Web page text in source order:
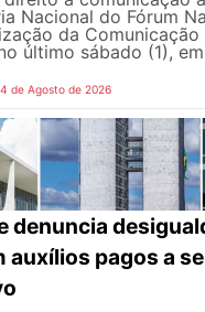
Nacional do Fórum
da Comunicação
último sábado (1),
de Agosto de 2026
denuncia
auxílios pagos a